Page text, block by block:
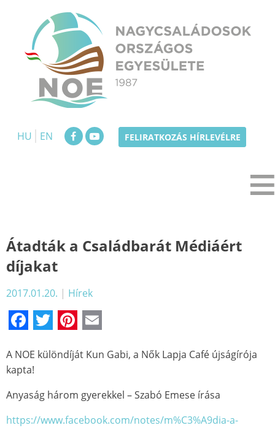
content
HU
EN FELIRATKOZÁS HÍRLEVÉLRE
Átadták a Családbarát Médiáért
díjakat
2017.01.20. | Hírek
Facebook
TwitterPinterest
A NOE különdíját Kun Gabi, a Nők Lapja Café újságírója
kapta!
Anyaság három gyerekkel – Szabó Emese írása
https://www.facebook.com/notes/m%C3%A9dia-a-